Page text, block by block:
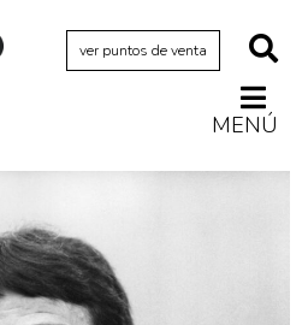
ver puntos de venta
MENÚ